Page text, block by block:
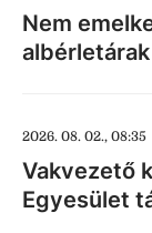
Nem
2026. 08. 02., 08:35
Vakvezető
Egyesület